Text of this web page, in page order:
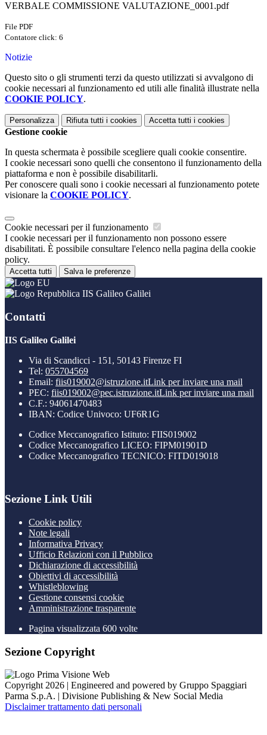
VERBALE COMMISSIONE VALUTAZIONE_0001.pdf
File PDF
Contatore click: 6
Notizie
Questo sito o gli strumenti terzi da questo utilizzati si avvalgono di
cookie necessari al funzionamento ed utili alle finalità illustrate nella
COOKIE POLICY.
Personalizza Rifiuta tutti i cookies Accetta tutti i cookies
Gestione cookie
In questa schermata è possibile scegliere quali cookie consentire.
I cookie necessari sono quelli che consentono il funzionamento della
piattaforma e non è possibile disabilitarli.
Per conoscere quali sono i cookie necessari al funzionamento potete
visionare la COOKIE POLICY.
Cookie necessari per il funzionamento
I cookie necessari per il funzionamento non possono essere
disabilitati. È possibile consultare l'elenco nella pagina della cookie
policy.
Accetta tutti Salva le preferenze
IIS Galileo Galilei
Contatti
IIS Galileo Galilei
Via di Scandicci - 151, 50143 Firenze FI
Tel: 055704569
Email: fiis019002@istruzione.itLink per inviare una mail
PEC: fiis019002@pec.istruzione.itLink per inviare una mail
C.F.: 94061470483
IBAN: Codice Univoco: UF6R1G
Codice Meccanografico Istituto: FIIS019002
Codice Meccanografico LICEO: FIPM01901D
Codice Meccanografico TECNICO: FITD019018
Sezione Link Utili
Cookie policy
Note legali
Informativa Privacy
Ufficio Relazioni con il Pubblico
Dichiarazione di accessibilità
Obiettivi di accessibilità
Whistleblowing
Gestione consensi cookie
Amministrazione trasparente
Pagina visualizzata 600 volte
Sezione Copyright
Copyright 2026 | Engineered and powered by Gruppo Spaggiari
Parma S.p.A. | Divisione Publishing & New Social Media
Disclaimer trattamento dati personali